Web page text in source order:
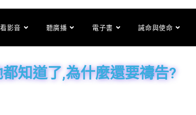
看影音 聽廣播 電子書 誡命與使命
知道了,為什麼還要禱告?